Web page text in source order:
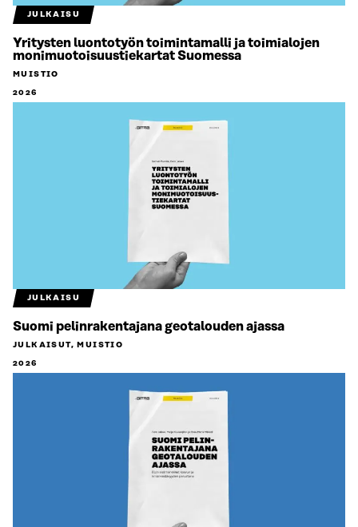
JULKAISU
Yritysten luontotyön toimintamalli ja toimialojen
monimuotoisuustiekartat Suomessa
MUISTIO
2026
JULKAISU
Suomi pelinrakentajana geotalouden ajassa
JULKAISUT, MUISTIO
2026